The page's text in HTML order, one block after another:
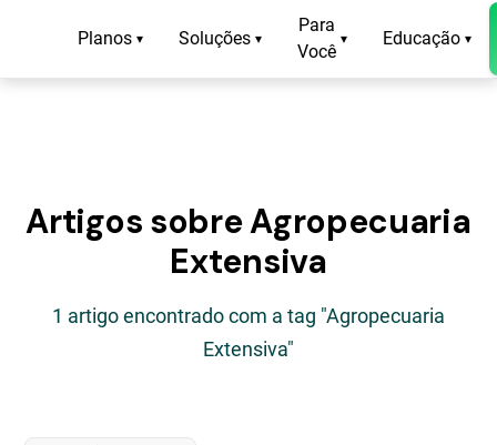
Planos ▾ Soluções ▾
Para
Você
▾ Educação ▾
Artigos sobre Agropecuaria
Extensiva
1 artigo encontrado com a tag "Agropecuaria
Extensiva"